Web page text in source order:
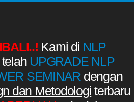
Kami di NLP
UPGRADE NLP
SEMINAR dengan
dan Metodologi terbaru